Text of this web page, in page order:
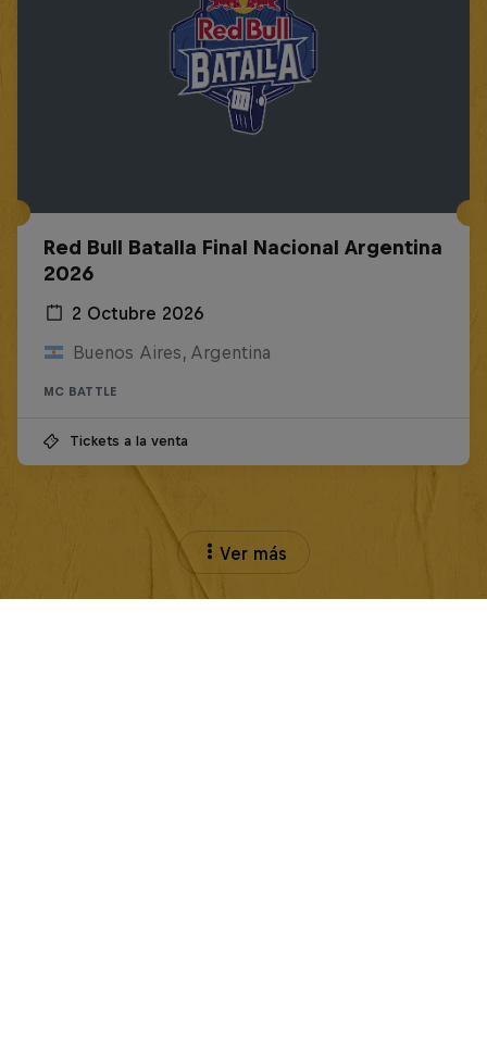
Red Bull Batalla Final Nacional Argentina
2026
2 Octubre 2026
Buenos Aires, Argentina
MC BATTLE
Tickets a la venta
Ver más